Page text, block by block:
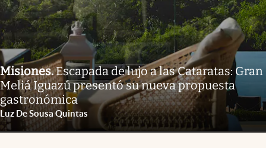
Misiones.Escapada de lujo a las Cataratas: Gran
Meliá Iguazú presentó su nueva propuesta
gastronómica
Luz De Sousa Quintas